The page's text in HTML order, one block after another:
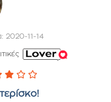
2020-11-14